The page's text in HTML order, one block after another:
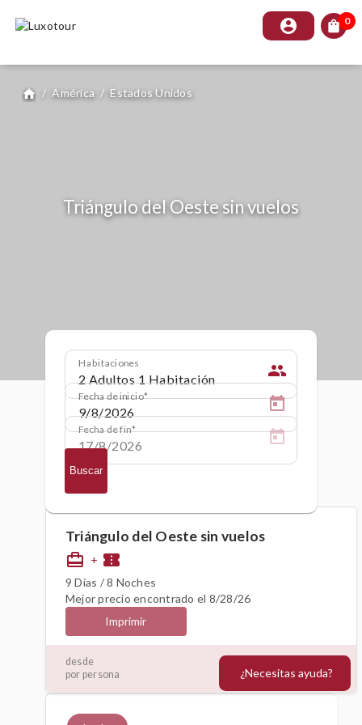
account_circle shopping_bag 0
home / América / Estados Unidos
Triángulo del Oeste sin vuelos
Habitaciones people
Fecha de inicio
Fecha de fin
Buscar
Triángulo del Oeste sin vuelos
card_travel + confirmation_number
9 Días / 8 Noches
Mejor precio encontrado el 8/28/26
Imprimir
desde
por persona
2441€
¿Necesitas ayuda?